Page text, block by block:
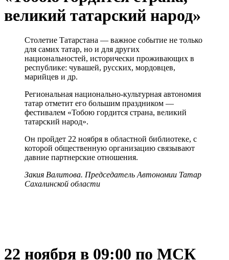
великий татарский народ»
Столетие Татарстана — важное событие не только
для самих татар, но и для других
национальностей, исторически проживающих в
республике: чувашей, русских, мордовцев,
марийцев и др.
Региональная национально-культурная автономия
татар отметит его большим праздником —
фестивалем «Тобою гордится страна, великий
татарский народ».
Он пройдет 22 ноября в областной библиотеке, с
которой общественную организацию связывают
давние партнерские отношения.
Закия Валитова. Председатель Автономии Татар
Сахалинской области
22 ноября в 09:00 по МСК